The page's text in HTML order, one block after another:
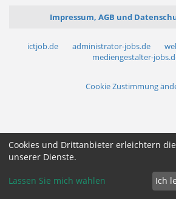
Impressum, AGB und
ictjob.de administrator-jobs.de
mediengestalter-
Cookie Zustimmung
Cookies und Drittanbieter erleichtern
unserer Dienste.
Lassen Sie mich wählen Ich